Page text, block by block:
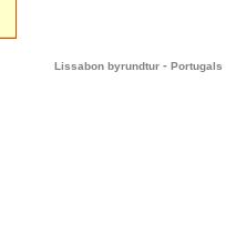
Lissabon byrundtur - Portugals